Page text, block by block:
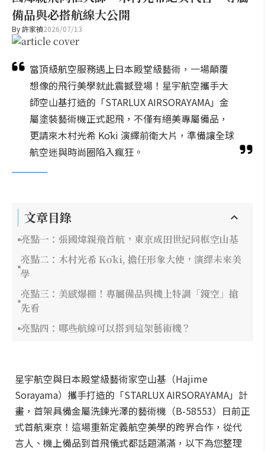
備品與必搭航線大公開
By許家禎2026/07/13
當頂級航空服務遇上日本殿堂級藝術，一場顛覆
想像的飛行美學就此震撼登場！星宇航空攜手大
師空山基打造的「STARLUX AIRSORAYAMA」金
屬塗裝藝術機正式起飛，不僅有絕美專屬備品，
更請來木村光希 Kōki 演繹前衛大片，準備讓全球
航空迷與時尚圈陷入瘋狂。
文章目錄
亮點一：張國煒親飛首航，東京成田世紀同框空山基
亮點二：木村光希 Kōki, 擔任形象大使，演繹未來美
學
亮點三：美感爆棚！專屬備品與機上特調「鏡空」搶
先看
亮點四：哪些航線可以搭到這架藝術機？
星宇航空與日本殿堂級藝術家空山基（Hajime
Sorayama）攜手打造的「STARLUX AIRSORAYAMA」計
畫，首架具備金屬洗鍊光澤的藝術機（B-58553）日前正
式首航東京！這場重新定義航空美學的跨界合作，從代
言人、機上備品到首飛儀式都話題滿滿，以下為您整理